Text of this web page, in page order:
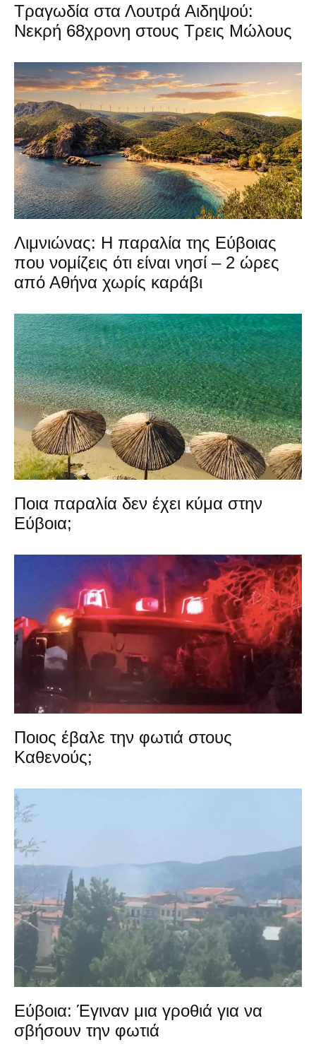
Τραγωδία στα Λουτρά Αιδηψού:
Νεκρή 68χρονη στους Τρεις Μώλους
Λιμνιώνας: Η παραλία της Εύβοιας
που νομίζεις ότι είναι νησί – 2 ώρες
από Αθήνα χωρίς καράβι
Ποια παραλία δεν έχει κύμα στην
Εύβοια;
Ποιος έβαλε την φωτιά στους
Καθενούς;
Εύβοια: Έγιναν μια γροθιά για να
σβήσουν την φωτιά